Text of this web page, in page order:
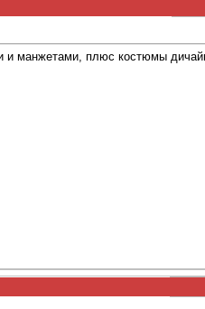
манжетами, плюс костюмы